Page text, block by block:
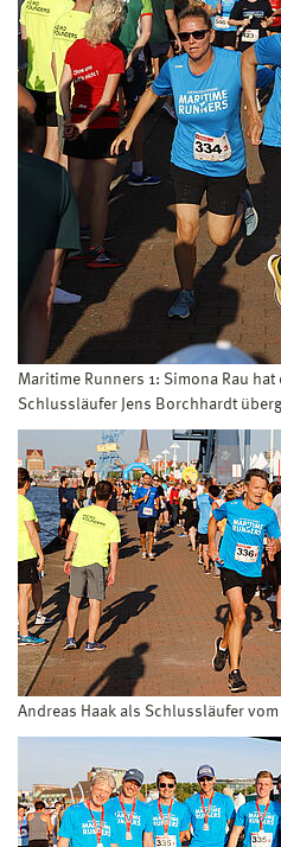
Maritime Runners 1: Simona Rau
Schlussläufer Jens Borchhardt
Andreas Haak als Schlussläufer